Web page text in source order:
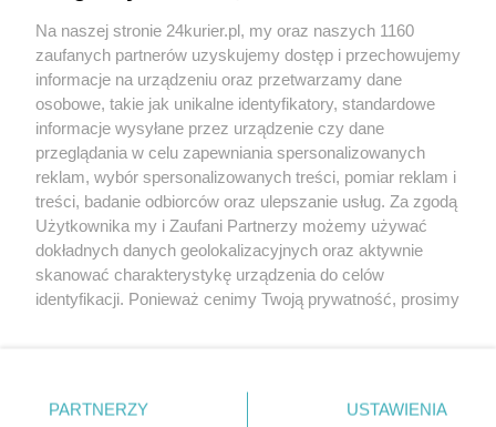
Zapamiętać?
Zaloguj
Zapomniałem hasła
Copyright © 2022 Kurier Szczeciński sp. z o.o.
Na naszej stronie 24kurier.pl, my oraz naszych 1160
zaufanych partnerów uzyskujemy dostęp i przechowujemy
informacje na urządzeniu oraz przetwarzamy dane
osobowe, takie jak unikalne identyfikatory, standardowe
informacje wysyłane przez urządzenie czy dane
przeglądania w celu zapewniania spersonalizowanych
reklam, wybór spersonalizowanych treści, pomiar reklam i
treści, badanie odbiorców oraz ulepszanie usług. Za zgodą
Użytkownika my i Zaufani Partnerzy możemy używać
dokładnych danych geolokalizacyjnych oraz aktywnie
skanować charakterystykę urządzenia do celów
identyfikacji. Ponieważ cenimy Twoją prywatność, prosimy
prywatności znajdujący się w lewym dolnym rogu strony
. Niektóre rodzaje przetwarzania danych nie wymagają
PARTNERZY USTAWIENIA